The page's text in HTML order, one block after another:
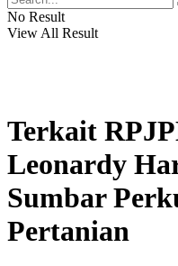
No Result
View All Result
Terkait
Leonardy
Sumbar
Pertanian